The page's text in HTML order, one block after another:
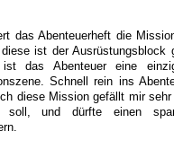
das Abenteuerheft die
diese ist der Ausrüstungsblock
ist das Abenteuer eine
Schnell rein ins
diese Mission gefällt mir
und dürfte einen